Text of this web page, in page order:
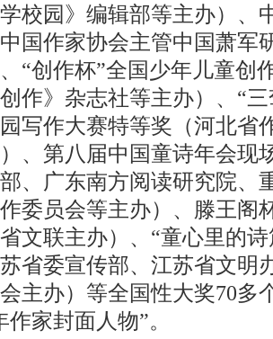
校园》编辑部等主办）、
国作家协会主管中国萧军
“创作杯”全国少年儿童创
作》杂志社等主办）、“
写作大赛特等奖（河北省
、第八届中国童诗年会现
、广东南方阅读研究院、
委员会等主办）、滕王阁
文联主办）、“童心里的
省委宣传部、江苏省文明
主办）等全国性大奖70多
家封面人物”。